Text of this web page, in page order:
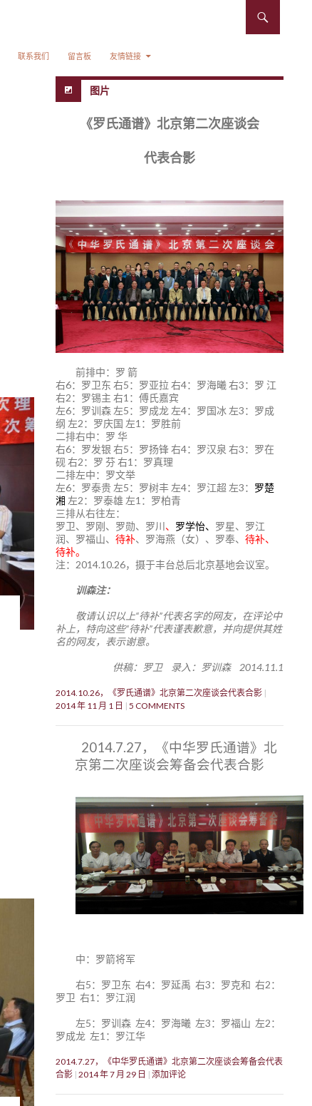
联系我们 留言板 友情链接
图片
《罗氏通谱》北京第二次座谈会
代表合影
前排中：罗 箭
右6：罗卫东 右5：罗亚拉 右4：罗海曦 右3：罗 江
右2：罗锡主 右1：傅氏嘉宾
左6：罗训森 左5：罗成龙 左4：罗国冰 左3：罗成
纲 左2：罗庆国 左1：罗胜前
二排右中：罗 华
右6：罗发银 右5：罗扬锋 右4：罗汉泉 右3：罗在
砚 右2：罗 芬 右1：罗真理
二排左中：罗文举
左6：罗泰贵 左5：罗树丰 左4：罗江超 左3： 罗楚
湘 左2：罗泰雄 左1：罗柏青
三排从右往左：
罗卫、罗刚、罗勋、罗川、 罗学怡、 罗星、罗江
润、罗福山、 待补、罗海燕（女）、罗奉、 待补、
待补。
注：2014.10.26，摄于丰台总后北京基地会议室。
训森注：
敬请认识以上“待补”代表名字的网友，在评论中
补上，特向这些“待补”代表谨表歉意，并向提供其姓
名的网友，表示谢意。
供稿：罗卫 录入：罗训森 2014.11.1
2014.10.26，《罗氏通谱》北京第二次座谈会代表合影
2014 年 11 月 1 日
5 COMMENTS
2014.7.27，《中华罗氏通谱》北
京第二次座谈会筹备会代表合影
中：罗箭将军
右5：罗卫东 右4：罗延禹 右3：罗克和 右2：
罗卫 右1：罗江润
左5：罗训森 左4：罗海曦 左3：罗福山 左2：
罗成龙 左1：罗江华
2014.7.27，《中华罗氏通谱》北京第二次座谈会筹备会代表
合影 2014 年 7 月 29 日 添加评论